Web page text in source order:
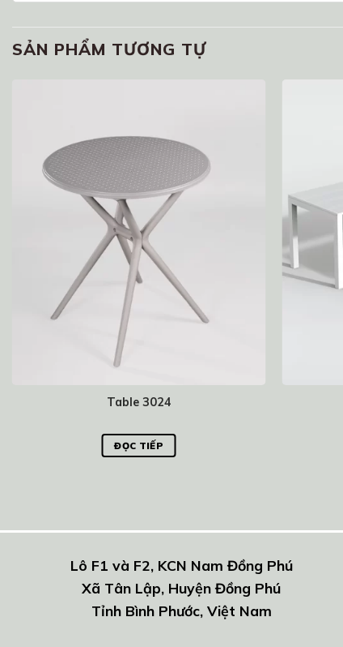
SẢN PHẨM TƯƠNG TỰ
Table 3024
ĐỌC TIẾP
Lô F1 và F2, KCN Nam Đồng Phú
Xã Tân Lập, Huyện Đồng Phú
Tỉnh Bình Phước, Việt Nam